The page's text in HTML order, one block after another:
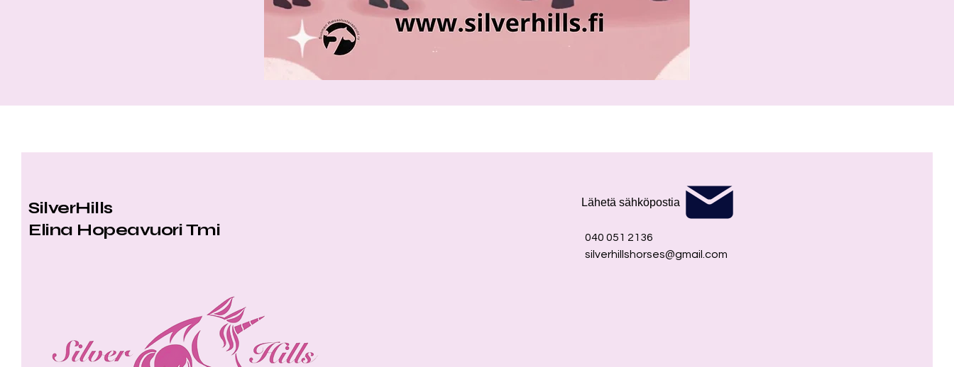
SilverHills
Elina Hopeavuori Tmi
Lähetä sähköpostia
040 051 2136
silverhillshorses@gmail.com